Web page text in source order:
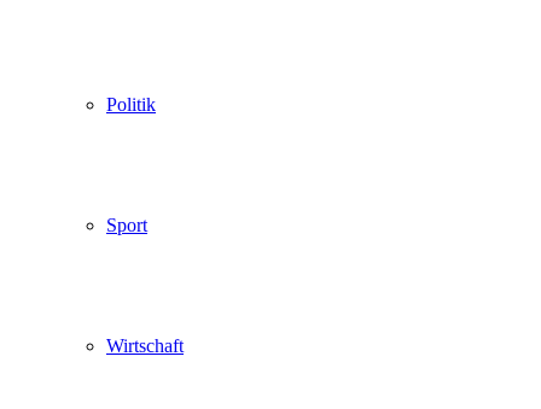
Politik
Sport
Wirtschaft